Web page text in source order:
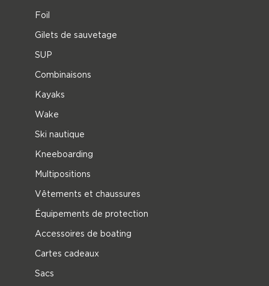
Foil
Gilets de sauvetage
SUP
Combinaisons
Kayaks
Wake
Ski nautique
Kneeboarding
Multipositions
Vêtements et chaussures
Équipements de protection
Accessoires de boating
Cartes cadeaux
Sacs